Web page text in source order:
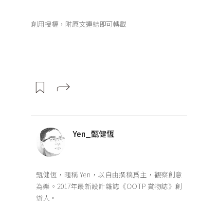
創用授權，附原文連結即可轉載
Yen_甄健恆
甄健恆，暱稱 Yen，以自由撰稿爲主，觀察創意
為樂。2017年最新設計雜誌《OOTP 賞物誌》創
辦人。